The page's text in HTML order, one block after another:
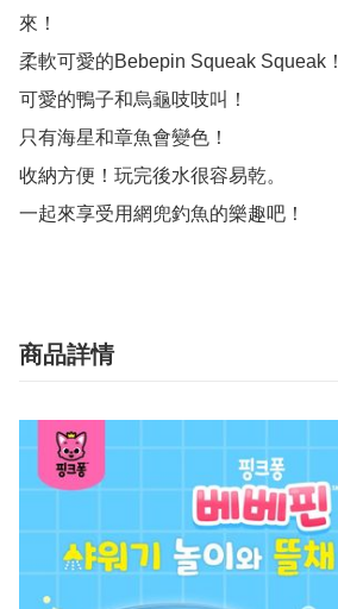
來！
柔軟可愛的Bebepin Squeak Squeak！
可愛的鴨子和烏龜吱吱叫！
只有海星和章魚會變色！
收納方便！玩完後水很容易乾。
一起來享受用網兜釣魚的樂趣吧！
商品詳情